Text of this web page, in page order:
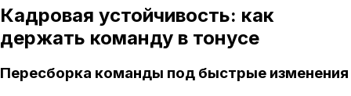
Кадровая устойчивость: как
держать команду в тонусе
Пересборка команды под быстрые изменения